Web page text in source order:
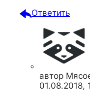
Ответить
автор
01.08.2018,